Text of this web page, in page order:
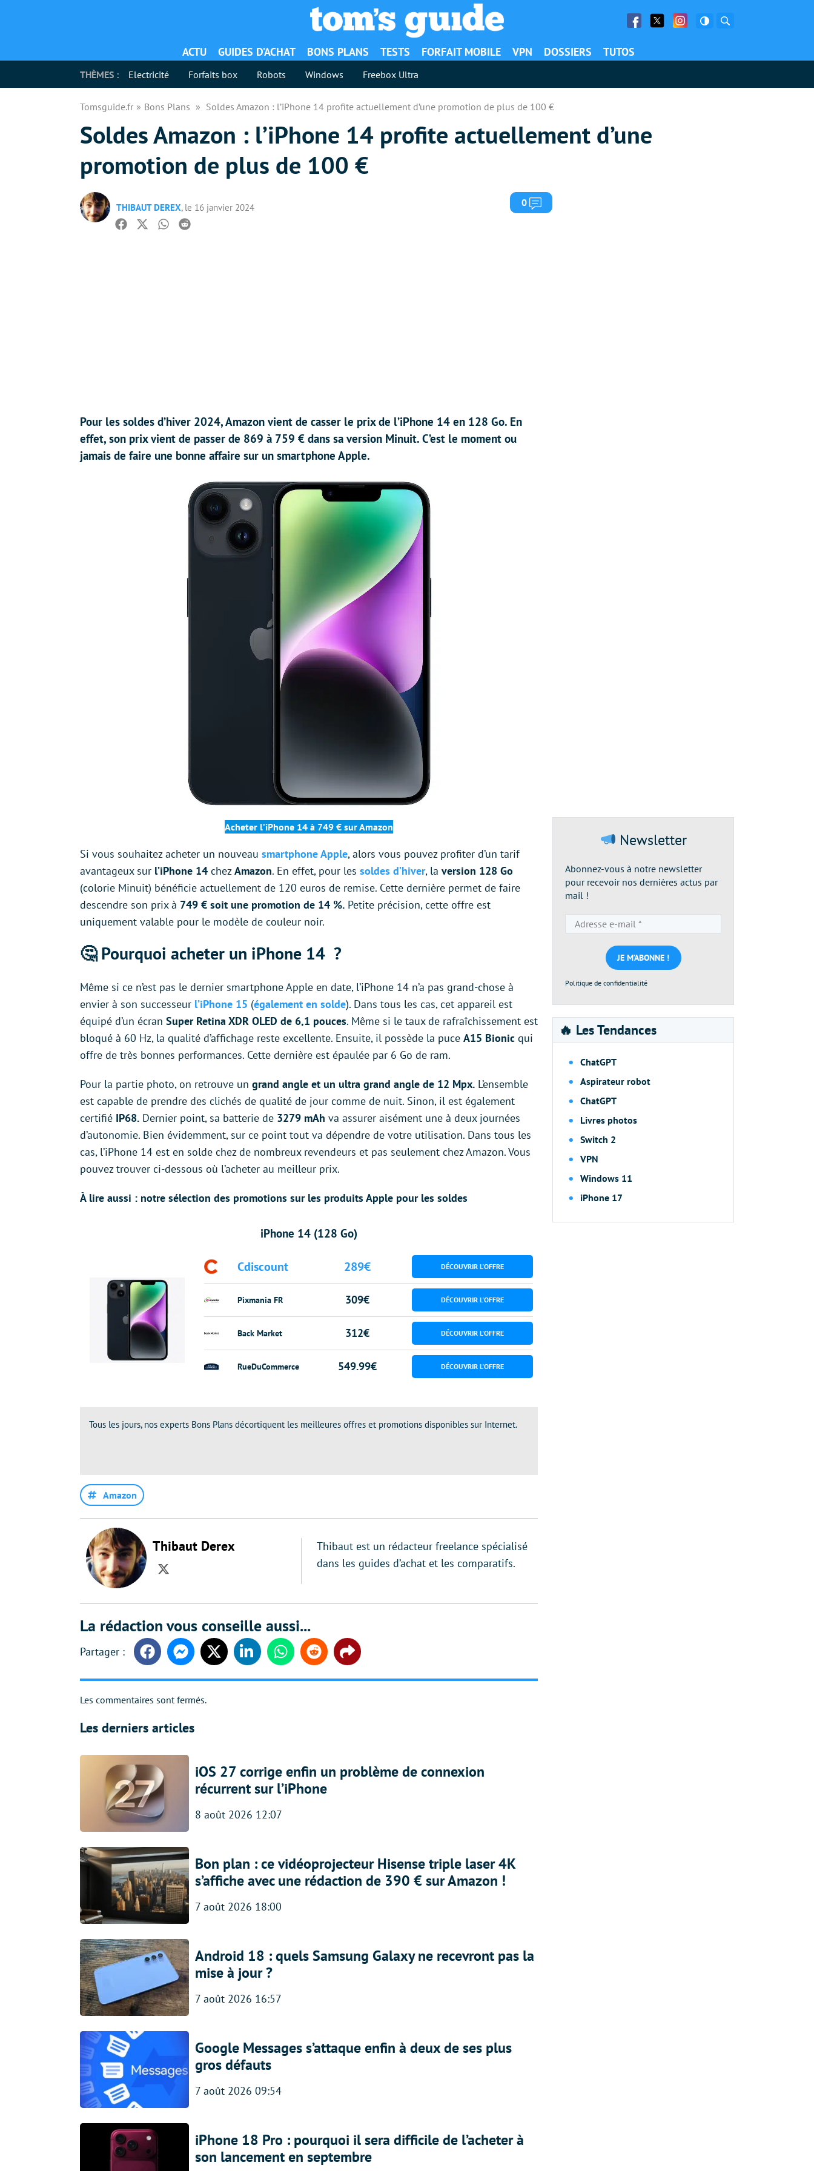
Facebook
Twitter Facebook
ACTU GUIDES D’ACHAT BONS PLANS TESTS FORFAIT MOBILE VPN DOSSIERS TUTOS
THÈMES : Electricité Forfaits box Robots Windows Freebox Ultra
Tomsguide.fr Bons Plans Soldes Amazon : l’iPhone 14 profite actuellement d’une promotion de plus de 100 €
Soldes Amazon : l’iPhone 14 profite actuellement d’une
promotion de plus de 100 €
THIBAUT DEREX, le 16 janvier 2024 0 Commentaires
Facebook
TwitterWhatsapp
Reddit
Pour les soldes d’hiver 2024, Amazon vient de casser le prix de l’iPhone 14 en 128 Go. En
effet, son prix vient de passer de 869 à 759 € dans sa version Minuit. C’est le moment ou
jamais de faire une bonne affaire sur un smartphone Apple.
Acheter l’iPhone 14 à 749 € sur Amazon
Si vous souhaitez acheter un nouveau smartphone Apple, alors vous pouvez profiter d’un tarif
avantageux sur l’iPhone 14 chezAmazon. En effet, pour les soldes d’hiver, la version 128 Go
(colorie Minuit) bénéficie actuellement de 120 euros de remise. Cette dernière permet de faire
descendre son prix à 749 € soit une promotion de 14 %. Petite précision, cette offre est
uniquement valable pour le modèle de couleur noir.
🤔 Pourquoi acheter un iPhone 14 ?
Même si ce n’est pas le dernier smartphone Apple en date, l’iPhone 14 n’a pas grand-chose à
envier à son successeur l’iPhone 15 (également en solde). Dans tous les cas, cet appareil est
équipé d’un écran Super Retina XDR OLED de 6,1 pouces. Même si le taux de rafraîchissement est
bloqué à 60 Hz, la qualité d’affichage reste excellente. Ensuite, il possède la puce A15 Bionic qui
offre de très bonnes performances. Cette dernière est épaulée par 6 Go de ram.
Pour la partie photo, on retrouve un grand angle et un ultra grand angle de 12 Mpx. L’ensemble
est capable de prendre des clichés de qualité de jour comme de nuit. Sinon, il est également
certifié IP68. Dernier point, sa batterie de 3279 mAh va assurer aisément une à deux journées
d’autonomie. Bien évidemment, sur ce point tout va dépendre de votre utilisation. Dans tous les
cas, l’iPhone 14 est en solde chez de nombreux revendeurs et pas seulement chez Amazon. Vous
pouvez trouver ci-dessous où l’acheter au meilleur prix.
À lire aussi : notre sélection des promotions sur les produits Apple pour les soldes
iPhone 14 (128 Go)
Cdiscount 289€
Pixmania FR 309€
Back Market 312€
RueDuCommerce 549.99€
Tous les jours, nos experts Bons Plans décortiquent les meilleures offres et promotions disponibles sur Internet.
Amazon
Thibaut Derex
Twitter
Thibaut est un rédacteur freelance spécialisé
dans les guides d’achat et les comparatifs.
La rédaction vous conseille aussi...
FacebookMessengerTwitter LinkedinWhatsappReddit Share
Les commentaires sont fermés.
Les derniers articles
iOS 27 corrige enfin un problème de connexion
récurrent sur l’iPhone
8 août 2026 12:07
Bon plan : ce vidéoprojecteur Hisense triple laser 4K
s’affiche avec une rédaction de 390 € sur Amazon !
7 août 2026 18:00
Android 18 : quels Samsung Galaxy ne recevront pas la
mise à jour ?
7 août 2026 16:57
Google Messages s’attaque enfin à deux de ses plus
gros défauts
7 août 2026 09:54
iPhone 18 Pro : pourquoi il sera difficile de l’acheter à
son lancement en septembre
Newsletter
Abonnez-vous à notre newsletter
pour recevoir nos dernières actus par
mail !
e-
mail
*
Politique de confidentialité
🔥 Les Tendances
ChatGPT
Aspirateur robot
ChatGPT
Livres photos
Switch 2
VPN
Windows 11
iPhone 17